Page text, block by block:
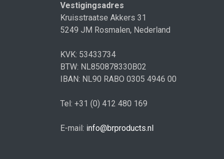
Vestigingsadres
Kruisstraatse Akkers 31
5249 JM Rosmalen, Nederland
KVK: 53433734
BTW: NL850878330B02
IBAN: NL90 RABO 0305 4946 00
Tel: +31 (0) 412 480 169
E-mail: info@brproducts.nl